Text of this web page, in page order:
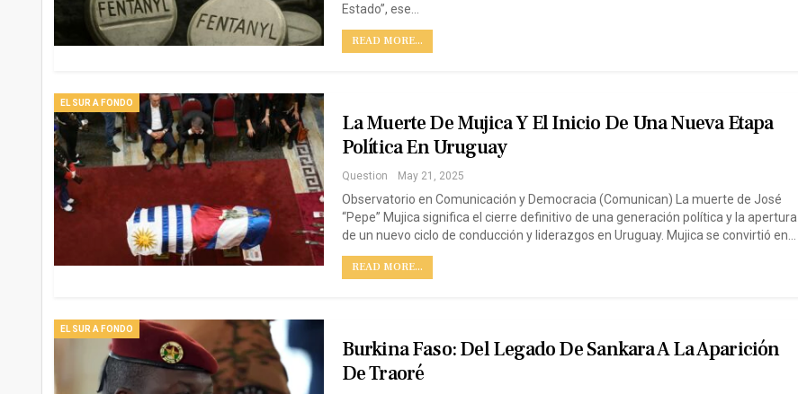
Estado”, ese…
READ MORE...
EL SUR A FONDO
La Muerte De Mujica Y El Inicio De Una Nueva Etapa
Política En Uruguay
Question May 21, 2025
Observatorio en Comunicación y Democracia (Comunican) La muerte de José
“Pepe” Mujica significa el cierre definitivo de una generación política y la apertura
de un nuevo ciclo de conducción y liderazgos en Uruguay. Mujica se convirtió en…
READ MORE...
EL SUR A FONDO
Burkina Faso: Del Legado De Sankara A La Aparición
De Traoré